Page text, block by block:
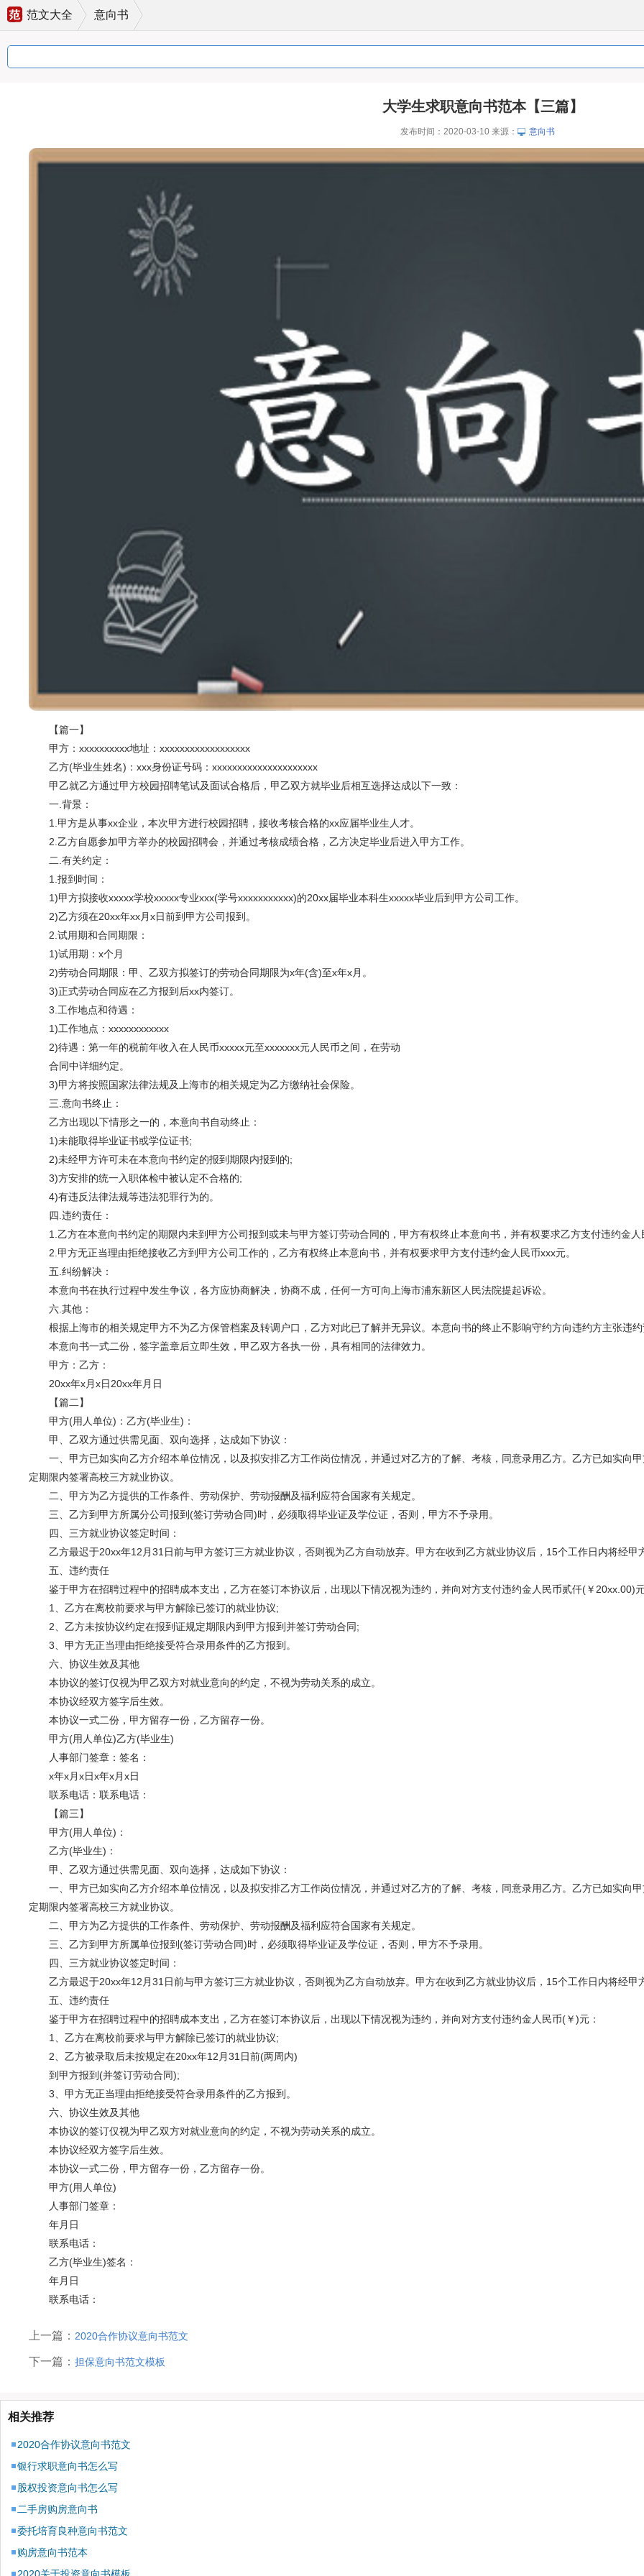
范文大全 意向书
大学生求职意向书范本【三篇】
发布时间：2020-03-10 来源： 意向书
【篇一】
甲方：xxxxxxxxxx地址：xxxxxxxxxxxxxxxxxx
乙方(毕业生姓名)：xxx身份证号码：xxxxxxxxxxxxxxxxxxxxx
甲乙就乙方通过甲方校园招聘笔试及面试合格后，甲乙双方就毕业后相互选择达成以下一致：
一.背景：
1.甲方是从事xx企业，本次甲方进行校园招聘，接收考核合格的xx应届毕业生人才。
2.乙方自愿参加甲方举办的校园招聘会，并通过考核成绩合格，乙方决定毕业后进入甲方工作。
二.有关约定：
1.报到时间：
1)甲方拟接收xxxxx学校xxxxx专业xxx(学号xxxxxxxxxxx)的20xx届毕业本科生xxxxx毕业后到甲方公司工作。
2)乙方须在20xx年xx月x日前到甲方公司报到。
2.试用期和合同期限：
1)试用期：x个月
2)劳动合同期限：甲、乙双方拟签订的劳动合同期限为x年(含)至x年x月。
3)正式劳动合同应在乙方报到后xx内签订。
3.工作地点和待遇：
1)工作地点：xxxxxxxxxxxx
2)待遇：第一年的税前年收入在人民币xxxxx元至xxxxxxx元人民币之间，在劳动
合同中详细约定。
3)甲方将按照国家法律法规及上海市的相关规定为乙方缴纳社会保险。
三.意向书终止：
乙方出现以下情形之一的，本意向书自动终止：
1)未能取得毕业证书或学位证书;
2)未经甲方许可未在本意向书约定的报到期限内报到的;
3)方安排的统一入职体检中被认定不合格的;
4)有违反法律法规等违法犯罪行为的。
四.违约责任：
1.乙方在本意向书约定的期限内未到甲方公司报到或未与甲方签订劳动合同的，甲方有权终止本意向书，并有权要求乙方支付违约金人
2.甲方无正当理由拒绝接收乙方到甲方公司工作的，乙方有权终止本意向书，并有权要求甲方支付违约金人民币xxx元。
五.纠纷解决：
本意向书在执行过程中发生争议，各方应协商解决，协商不成，任何一方可向上海市浦东新区人民法院提起诉讼。
六.其他：
根据上海市的相关规定甲方不为乙方保管档案及转调户口，乙方对此已了解并无异议。本意向书的终止不影响守约方向违约方主张违约
本意向书一式二份，签字盖章后立即生效，甲乙双方各执一份，具有相同的法律效力。
甲方：乙方：
20xx年x月x日20xx年月日
【篇二 】
甲方(用人单位)：乙方(毕业生)：
甲、乙双方通过供需见面、双向选择，达成如下协议：
一、甲方已如实向乙方介绍本单位情况，以及拟安排乙方工作岗位情况，并通过对乙方的了解、考核，同意录用乙方。乙方已如实向
定期限内签署高校三方就业协议。
二、甲方为乙方提供的工作条件、劳动保护、劳动报酬及福利应符合国家有关规定。
三、乙方到甲方所属分公司报到(签订劳动合同)时，必须取得毕业证及学位证，否则，甲方不予录用。
四、三方就业协议签定时间：
乙方最迟于20xx年12月31日前与甲方签订三方就业协议，否则视为乙方自动放弃。甲方在收到乙方就业协议后，15个工作日内将经甲
五、违约责任
鉴于甲方在招聘过程中的招聘成本支出，乙方在签订本协议后，出现以下情况视为违约，并向对方支付违约金人民币贰仟(￥20xx.00)元
1、乙方在离校前要求与甲方解除已签订的就业协议;
2、乙方未按协议约定在报到证规定期限内到甲方报到并签订劳动合同;
3、甲方无正当理由拒绝接受符合录用条件的乙方报到。
六、协议生效及其他
本协议的签订仅视为甲乙双方对就业意向的约定，不视为劳动关系的成立。
本协议经双方签字后生效。
本协议一式二份，甲方留存一份，乙方留存一份。
甲方(用人单位)乙方(毕业生)
人事部门签章：签名：
x年x月x日x年x月x日
联系电话：联系电话：
【篇三】
甲方(用人单位)：
乙方(毕业生)：
甲、乙双方通过供需见面、双向选择，达成如下协议：
一、甲方已如实向乙方介绍本单位情况，以及拟安排乙方工作岗位情况，并通过对乙方的了解、考核，同意录用乙方。乙方已如实向
定期限内签署高校三方就业协议。
二、甲方为乙方提供的工作条件、劳动保护、劳动报酬及福利应符合国家有关规定。
三、乙方到甲方所属单位报到(签订劳动合同)时，必须取得毕业证及学位证，否则，甲方不予录用。
四、三方就业协议签定时间：
乙方最迟于20xx年12月31日前与甲方签订三方就业协议，否则视为乙方自动放弃。甲方在收到乙方就业协议后，15个工作日内将经甲
五、违约责任
鉴于甲方在招聘过程中的招聘成本支出，乙方在签订本协议后，出现以下情况视为违约，并向对方支付违约金人民币(￥)元：
1、乙方在离校前要求与甲方解除已签订的就业协议;
2、乙方被录取后未按规定在20xx年12月31日前(两周内)
到甲方报到(并签订劳动合同);
3、甲方无正当理由拒绝接受符合录用条件的乙方报到。
六、协议生效及其他
本协议的签订仅视为甲乙双方对就业意向的约定，不视为劳动关系的成立。
本协议经双方签字后生效。
本协议一式二份，甲方留存一份，乙方留存一份。
甲方(用人单位)
人事部门签章：
年月日
联系电话：
乙方(毕业生)签名：
年月日
联系电话：
上一篇： 2020合作协议意向书范文
下一篇：担保意向书范文模板
相关推荐
2020合作协议意向书范文
银行求职意向书怎么写
股权投资意向书怎么写
二手房购房意向书
委托培育良种意向书范文
购房意向书范本